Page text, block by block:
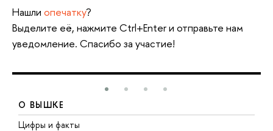
Нашли опечатку?
Выделите её, нажмите Ctrl+Enter и отправьте нам
уведомление. Спасибо за участие!
О ВЫШКЕ
Цифры и факты